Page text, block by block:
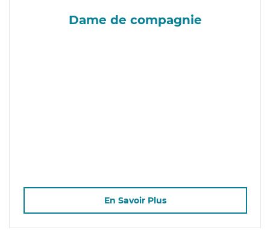
Dame de compagnie
En Savoir Plus